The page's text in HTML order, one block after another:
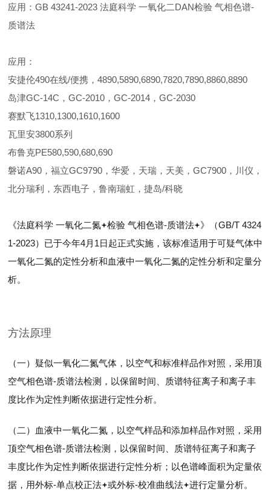
应用：GB 43241-2023 法庭科学 一氧化二DAN检验 气相色谱-
质谱法
应用：
安捷伦490在线/便携，4890,5890,6890,7820,7890,8860,8890
岛津GC-14C，GC-2010，GC-2014，GC-2030
赛默飞1310,1300,1610,1600
瓦里安3800系列
布鲁克PE580,590,680,690
磐诺A90，福立GC9790，华爱，天瑞，天美，GC7900，川仪，
北分瑞利，东西电子，鲁南瑞虹，捷岛/科晓
《法庭科学一氧化二氮 检验气相色谱-质谱法
》（GB/T 4324
1-2023）已于今年4月1日起正式实施，该标准适用于可疑气体中
一氧化二氮的定性分析和血液中一氧化二氮的定性分析和定量分
析。
方法原理
（一）疑似一氧化二氮气体，以空气和标准样品作对照，采用顶
空气相色谱-质谱法检测，以保留时间、质谱特征离子和离子丰
度比作为定性判断依据进行定性分析。
（二）血液中一氧化二氮，以空气样品和添加样品作对照，采用
顶空气相色谱-质谱法检测，以保留时间、质谱特征离子和离子
丰度比作为定性判断依据进行定性分析；以色谱峰面积为定量依
据，用外标-单点校正法
或外标-校准曲线法 进行定量分析。